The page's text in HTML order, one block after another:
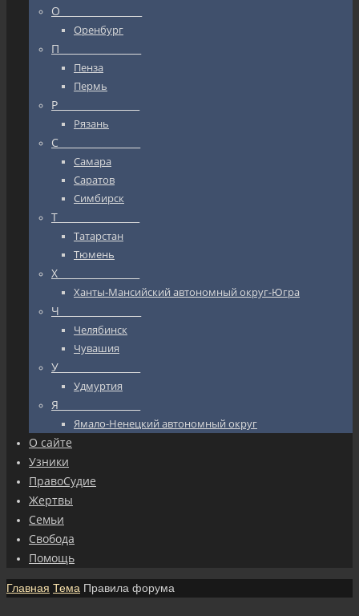
О_________________
Оренбург
П_________________
Пенза
Пермь
Р_________________
Рязань
С_________________
Самара
Саратов
Симбирск
Т_________________
Татарстан
Тюмень
Х_________________
Ханты-Мансийский автономный округ-Югра
Ч_________________
Челябинск
Чувашия
У_________________
Удмуртия
Я_________________
Ямало-Ненецкий автономный округ
О сайте
Узники
ПравоСудие
Жертвы
Семьи
Свобода
Помощь
Главная Тема Правила форума